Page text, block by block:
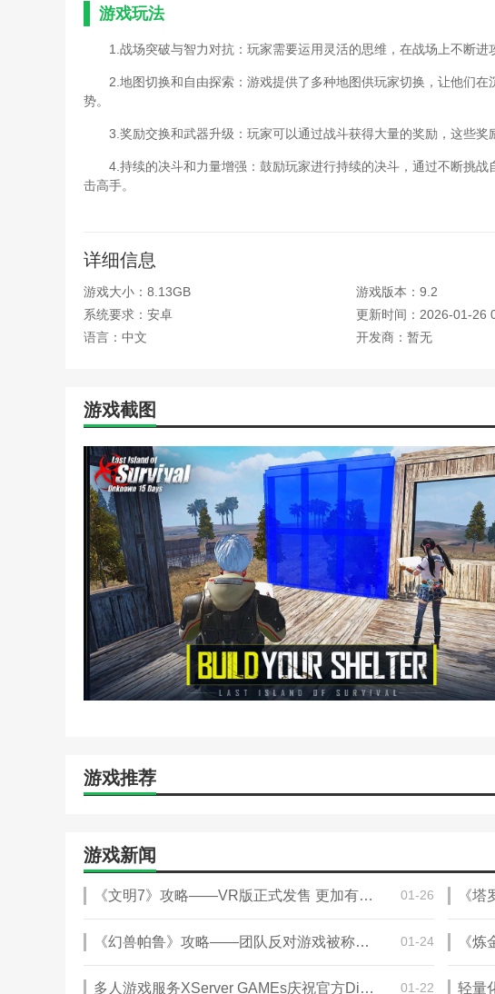
游戏玩法
1.战场突破与智力对抗：玩家需要运用灵活的思维，在战场上不断进
2.地图切换和自由探索：游戏提供了多种地图供玩家切换，让他们
势。
3.奖励交换和武器升级：玩家可以通过战斗获得大量的奖励，这些奖
4.持续的决斗和力量增强：鼓励玩家进行持续的决斗，通过不断挑
击高手。
1.激烈的纠纷和团队合作：游戏中的激烈纠纷要求玩家相互合作，共
2.逃生战和战略规划：逃生战考验玩家的智慧和勇气。在战略规划中
3.令人上瘾的杀敌体验：游戏中的杀敌体验令人上瘾。玩家将沉浸在
感。
编辑测评
这款游戏可以让玩家灵活选择踏入充满硝烟的战场，体验前所未有
细致逼真的战场地形到惊心动魄的音效设计，每一个细节都力求还原战
本站为您提供王牌战争：文明重启 互娱版本的 手机游戏 ，欢迎大
站！
热门攻略
《王牌战争：文明重启》
新手攻略 新手快速上手攻略 新人
热门攻略
资源刷新位置汇总
绿卡获得方法介绍 物品资
领地柜作用介绍
最低配置机型一览 车架获
分解机位置介绍
药品配方大全介绍 地图
详细信息
游戏大小：8.13GB
游戏版本：9.2
系统要求：安卓
更新时间：2026-01-26
语言：中文
开发商：暂无
游戏截图
游戏推荐
游戏新闻
《文明7》攻略——VR版正式发售 更加有趣的临场感文明世界 01-26
《幻兽帕鲁》攻略——团队反对游戏被称为“带枪的宝可梦” 01-24
多人游戏服务XServer GAMEs庆祝官方Discord突破1000人 01-22